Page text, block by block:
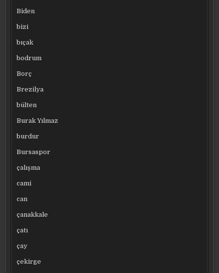
Biden
bizi
bıçak
bodrum
Borç
Brezilya
bülten
Burak Yılmaz
burdur
Bursaspor
çalışma
cami
can
çanakkale
çatı
çay
çekirge